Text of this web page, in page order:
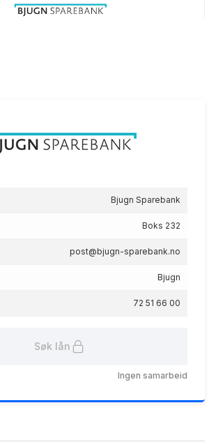
Lån til bolig innenfor 75 %
Rammelån
Bjugn Sparebank
Boks 232
post@bjugn-sparebank.no
Bjugn
72 51 66 00
Søk lån
Ingen samarbeid